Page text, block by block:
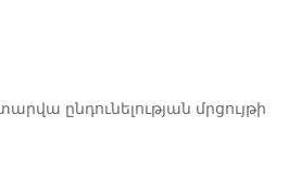
ընդունելության մրցույթի